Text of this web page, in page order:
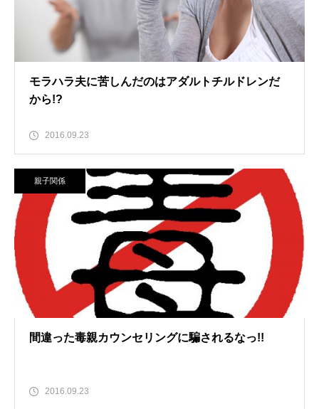
モラハラ夫に苦しんだのはアダルトチルドレンだ
から!?
2016.09.23
親子関係
間違った毒親カウンセリングに騙されるなっ!!
2016.09.23